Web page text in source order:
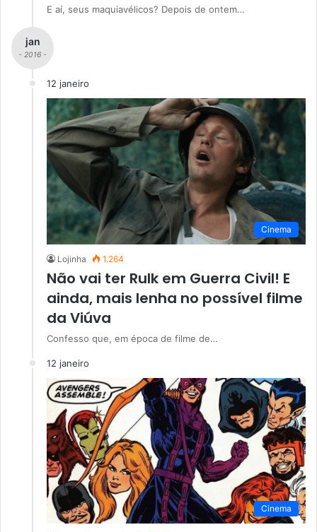
E aí, seus maquiavélicos? Depois de ontem…
jan
- 2016 -
12 janeiro
Cinema
Lojinha 1.264
Não vai ter Rulk em Guerra Civil! E
ainda, mais lenha no possível filme
da Viúva
Confesso que, em época de filme de…
12 janeiro
Cinema